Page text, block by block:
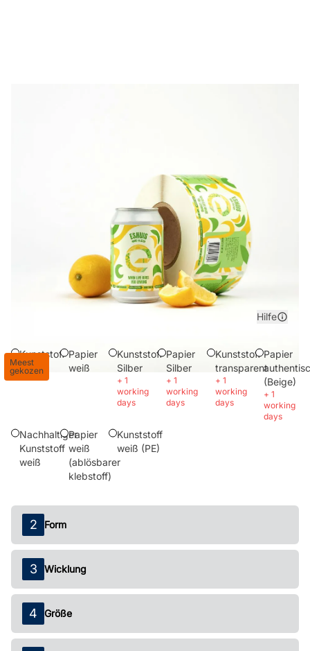
134,98 €
Select now
Request a sample package
Hilfe
Kunststoff
weiß
Meest
gekozen
Papier
weiß
Kunststoff
Silber
+1
working
days
Papier
Silber
+ 1
working
days
Kunststoff
transparent
+ 1
working
days
Papier
(Beige)
+1
working
days
Nachhaltiger
Kunststoff
weiß
Papier
weiß
(ablösbarer
klebstoff)
Kunststoff
weiß (PE)
Form
Wicklung
Größe